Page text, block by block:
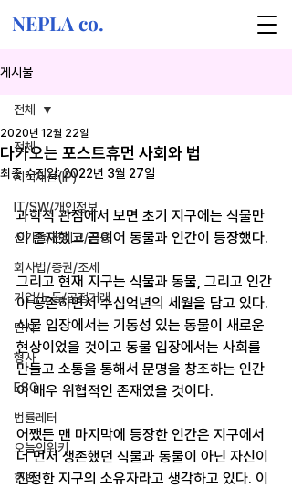
NEPLA co.
게시물
전체
지식재산(IP)
IT/SW/개인정보
신기술/핀테크/금융
회사법/증권/조세
기업/노동/공정거래
민사
형사
ESG
법률레터
오늘의위키
헌법
전체
다가오는 포스트휴먼 사회와 법
2020년 12월 22일
최종 수정일:2022년 3월 27일
과학적 관점에서 보면 초기 지구에는 식물만
이 존재했고 곧이어 동물과 인간이 등장했다.
그리고 현재 지구는 식물과 동물, 그리고 인간
이 공존하면서 수십억년의 세월을 담고 있다.
식물 입장에서는 기동성 있는 동물이 새로운
현상이었을 것이고 동물 입장에서는 사회를
만들고 소통을 통해서 문명을 창조하는 인간
이 매우 위협적인 존재였을 것이다.
어쨌든 맨 마지막에 등장한 인간은 지구에서
더 먼저 생존했던 식물과 동물이 아닌 자신이
진정한 지구의 소유자라고 생각하고 있다. 이